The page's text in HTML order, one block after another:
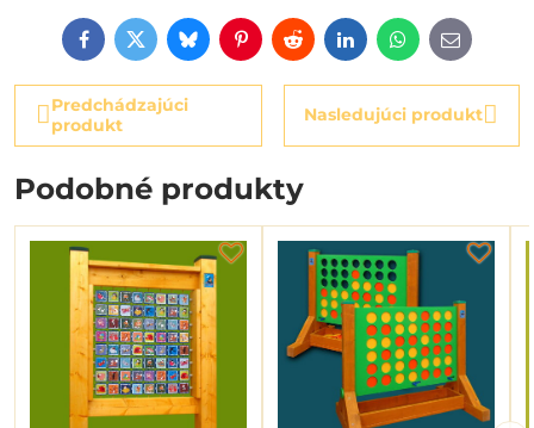
FacebookTwitterBlueskyPinterestRedditLinkedInWhatsApp
E-
mail
Predchádzajúci
produkt
Nasledujúci produkt
Podobné produkty